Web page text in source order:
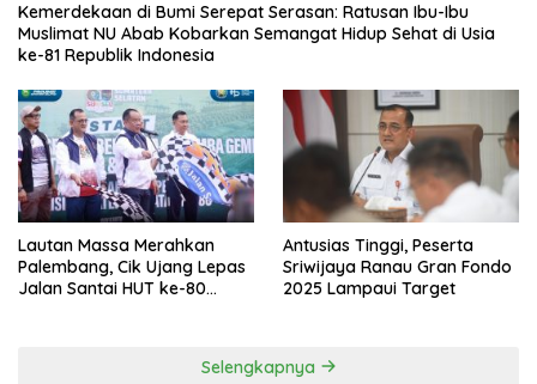
Kemerdekaan di Bumi Serepat Serasan: Ratusan Ibu-Ibu
Muslimat NU Abab Kobarkan Semangat Hidup Sehat di Usia
ke-81 Republik Indonesia
Lautan Massa Merahkan
Palembang, Cik Ujang Lepas
Jalan Santai HUT ke-80
Antusias Tinggi, Peserta
Sriwijaya Ranau Gran Fondo
2025 Lampaui Target
Selengkapnya